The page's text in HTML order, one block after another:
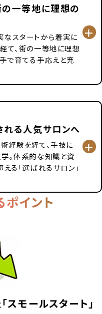
の一等地に理想の
スタートから着実に
て、街の一等地に理想
で育てる手応えと充
れる人気サロンへ
経験を経て、手技に
。体系的な知識と資
る「選ばれるサロン」
イント
モールスタート」